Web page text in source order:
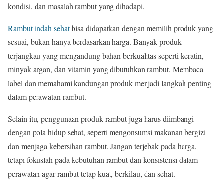
kondisi, dan masalah rambut yang dihadapi.
Rambut indah sehatbisa didapatkan dengan memilih produk yang
sesuai, bukan hanya berdasarkan harga. Banyak produk
terjangkau yang mengandung bahan berkualitas seperti keratin,
minyak argan, dan vitamin yang dibutuhkan rambut. Membaca
label dan memahami kandungan produk menjadi langkah penting
dalam perawatan rambut.
Selain itu, penggunaan produk rambut juga harus diimbangi
dengan pola hidup sehat, seperti mengonsumsi makanan bergizi
dan menjaga kebersihan rambut. Jangan terjebak pada harga,
tetapi fokuslah pada kebutuhan rambut dan konsistensi dalam
perawatan agar rambut tetap kuat, berkilau, dan sehat.